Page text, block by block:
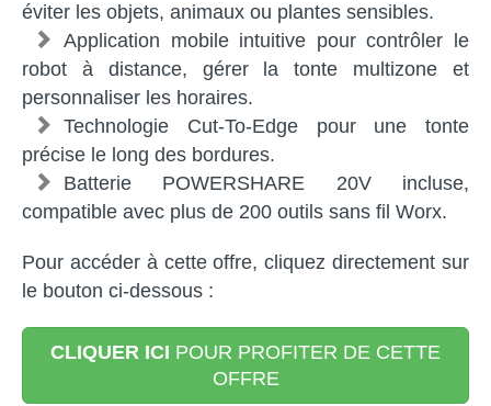
éviter les objets, animaux ou plantes sensibles.
Application mobile intuitive pour contrôler le
robot à distance, gérer la tonte multizone et
personnaliser les horaires.
Technologie Cut-To-Edge pour une tonte
précise le long des bordures.
Batterie POWERSHARE 20V incluse,
compatible avec plus de 200 outils sans fil Worx.
Pour accéder à cette offre, cliquez directement sur
le bouton ci-dessous :
CLIQUER ICI POUR PROFITER DE CETTE
OFFRE